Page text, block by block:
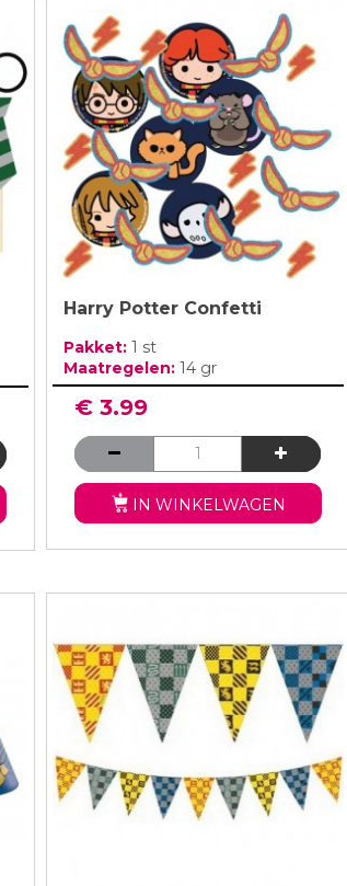
Harry Potter Confetti
Pakket: 1 st
Maatregelen: 14 gr
€ 3.99
IN WINKELWAGEN